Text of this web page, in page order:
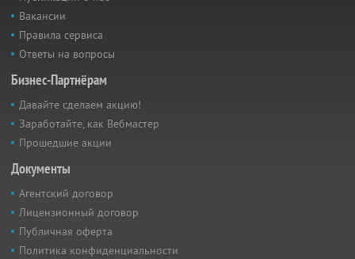
Вакансии
Правила сервиса
Ответы на вопросы
Бизнес-Партнёрам
Давайте сделаем акцию!
Заработайте, как Вебмастер
Прошедшие акции
Документы
Агентский договор
Лицензионный договор
Публичная оферта
Политика конфиденциальности